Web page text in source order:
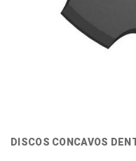
DISCOS CONCAVOS